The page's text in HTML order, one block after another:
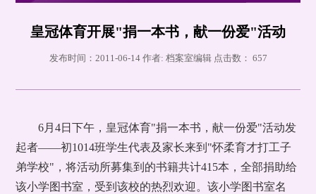
皇冠体育开展"捐一本书，献一份爱"活动
发布时间：2011-06-14 作者: 档案室编辑 点击数： 657
6月4日下午，皇冠体育"捐一本书，献一份爱"活动发
起者——初1014班学生代表及家长来到"怀柔育才打工子
弟学校"，将活动所募集到的书籍共计415本，全部捐助给
该小学图书室，受到该校的热烈欢迎。该小学图书室名